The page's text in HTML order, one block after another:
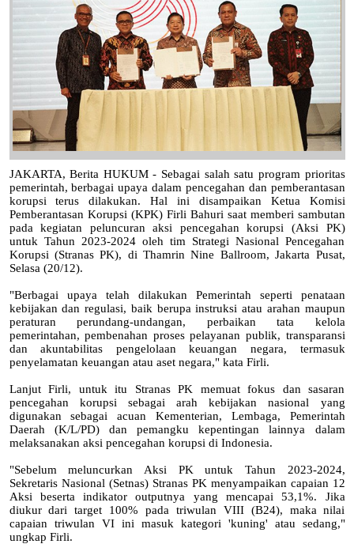
JAKARTA, Berita HUKUM - Sebagai salah satu program prioritas
pemerintah, berbagai upaya dalam pencegahan dan pemberantasan
korupsi terus dilakukan. Hal ini disampaikan Ketua Komisi
Pemberantasan Korupsi (KPK) Firli Bahuri saat memberi sambutan
pada kegiatan peluncuran aksi pencegahan korupsi (Aksi PK)
untuk Tahun 2023-2024 oleh tim Strategi Nasional Pencegahan
Korupsi (Stranas PK), di Thamrin Nine Ballroom, Jakarta Pusat,
Selasa (20/12).
"Berbagai upaya telah dilakukan Pemerintah seperti penataan
kebijakan dan regulasi, baik berupa instruksi atau arahan maupun
peraturan perundang-undangan, perbaikan tata kelola
pemerintahan, pembenahan proses pelayanan publik, transparansi
dan akuntabilitas pengelolaan keuangan negara, termasuk
penyelamatan keuangan atau aset negara," kata Firli.
Lanjut Firli, untuk itu Stranas PK memuat fokus dan sasaran
pencegahan korupsi sebagai arah kebijakan nasional yang
digunakan sebagai acuan Kementerian, Lembaga, Pemerintah
Daerah (K/L/PD) dan pemangku kepentingan lainnya dalam
melaksanakan aksi pencegahan korupsi di Indonesia.
"Sebelum meluncurkan Aksi PK untuk Tahun 2023-2024,
Sekretaris Nasional (Setnas) Stranas PK menyampaikan capaian 12
Aksi beserta indikator outputnya yang mencapai 53,1%. Jika
diukur dari target 100% pada triwulan VIII (B24), maka nilai
capaian triwulan VI ini masuk kategori 'kuning' atau sedang,"
ungkap Firli.